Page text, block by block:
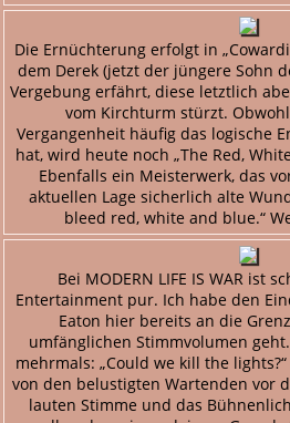
Die Ernüchterung erfolgt in
dem Derek (jetzt der jüngere Sohn
Vergebung erfährt, diese letztlich
vom Kirchturm stürzt.
Vergangenheit häufig das logische
hat, wird heute noch „The Red,
Ebenfalls ein Meisterwerk, das
aktuellen Lage sicherlich alte
bleed red, white and blue.“
Bei MODERN LIFE IS WAR ist
Entertainment pur. Ich habe den
Eaton hier bereits an die
umfänglichen Stimmvolumen
mehrmals: „Could we kill the
von den belustigten Wartenden vor
lauten Stimme und das